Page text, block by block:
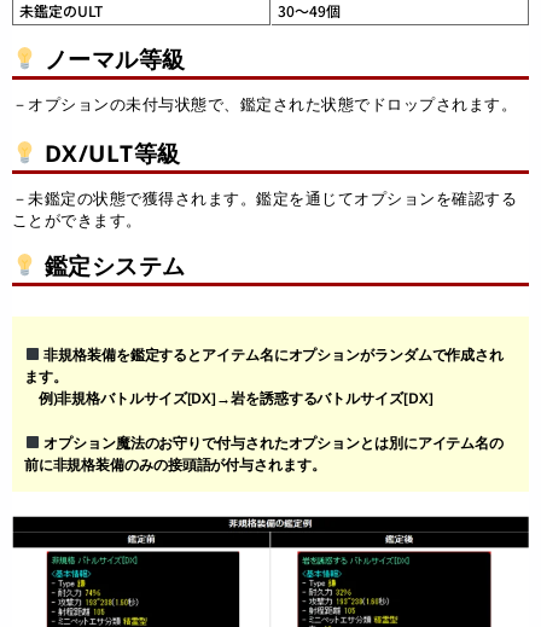
未鑑定のULT
30～49個
ノーマル等級
－オプションの未付与状態で、鑑定された状態でドロップされます。
DX/ULT等級
－未鑑定の状態で獲得されます。鑑定を通じてオプションを確認する
ことができます。
鑑定システム
非規格装備を鑑定するとアイテム名にオプションがランダムで作成され
ます。
例)非規格バトルサイズ[DX]→岩を誘惑するバトルサイズ[DX]
オプション魔法のお守りで付与されたオプションとは別にアイテム名の
前に非規格装備のみの接頭語が付与されます。